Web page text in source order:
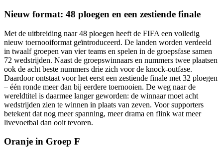
Nieuw format: 48 ploegen en een zestiende finale
Met de uitbreiding naar 48 ploegen heeft de FIFA een volledig
nieuw toernooiformat geïntroduceerd. De landen worden verdeeld
in twaalf groepen van vier teams en spelen in de groepsfase samen
72 wedstrijden. Naast de groepswinnaars en nummers twee plaatsen
ook de acht beste nummers drie zich voor de knock-outfase.
Daardoor ontstaat voor het eerst een zestiende finale met 32 ploegen
– één ronde meer dan bij eerdere toernooien. De weg naar de
wereldtitel is daarmee langer geworden: de winnaar moet acht
wedstrijden zien te winnen in plaats van zeven. Voor supporters
betekent dat nog meer spanning, meer drama en flink wat meer
livevoetbal dan ooit tevoren.
Oranje in Groep F